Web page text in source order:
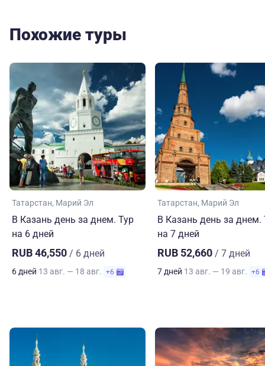
Похожие туры
Татарстан Марий Эл
В Казань день за днем. Тур
на 6 дней
RUB 46,550 / 6 дней
6 дней 13 авг. — 18 авг. +6
Татарстан Марий Эл
В Казань день за днем.
на 7 дней
RUB 52,660 / 7 дней
7 дней 13 авг. — 19 авг. +6